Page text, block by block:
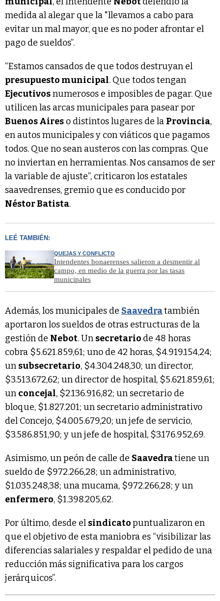
medida al alegar que la "llevamos a cabo para
evitar un mal mayor, que es no poder afrontar el
pago de sueldos”.
“Estamos cansados de que todos destruyan el
presupuesto municipal. Que todos tengan
Ejecutivosnumerosos e imposibles de pagar. Que
utilicen las arcas municipales para pasear por
Buenos Aires o distintos lugares de la Provincia,
en autos municipales y con viáticos que pagamos
todos. Que no sean austeros con las compras. Que
no inviertan en herramientas. Nos cansamos de ser
la variable de ajuste”, criticaron los estatales
saavedrenses, gremio que es conducido por
Néstor Batista.
LEÉ TAMBIÉN:
QUEJAS Y CONFLICTO
Intendentes bonaerenses salieron a desmentir al
campo, en medio de la guerra por las tasas
municipales
Además, los municipales de Saavedratambién
aportaron los sueldos de otras estructuras de la
gestión de Nebot. Un secretario de 48 horas
cobra $5.621.859,61; uno de 42 horas, $4.919.154,24;
un subsecretario, $4.304.248,30; un director,
$3.513.672,62; un director de hospital, $5.621.859,61;
un concejal, $2.136.916,82; un secretario de
bloque, $1.827.201; un secretario administrativo
del Concejo, $4.005.679,20; un jefe de servicio,
$3.586.851,90; y un jefe de hospital, $3.176.952,69.
Asimismo, un peón de calle de Saavedratiene un
sueldo de $972.266,28; un administrativo,
$1.035.248,38; una mucama, $972.266,28; y un
enfermero, $1.398.205,62.
Por último, desde el sindicatopuntualizaron en
que el objetivo de esta maniobra es “visibilizar las
diferencias salariales y respaldar el pedido de una
reducción más significativa para los cargos
jerárquicos”.